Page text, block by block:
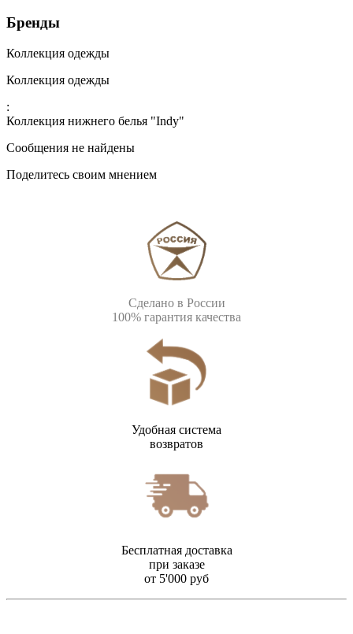
Бренды
Коллекция одежды
Коллекция одежды
:
Коллекция нижнего белья "Indy"
Сообщения не найдены
Поделитесь своим мнением
Сделано в России
100% гарантия качества
Удобная система
возвратов
Бесплатная доставка
при заказе
от 5'000 руб